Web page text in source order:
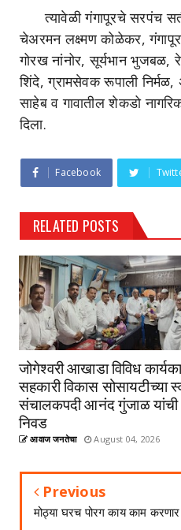
त्यावेळी गंगापूरचे सरपंच
चेअरमन लक्ष्मण कोळेकर, गंगापूर
गोरख नांनोर, सूर्यभान भुजबळ,
शिंदे, ग्रामसेवक रूपाली
साहेब व गावातील शेकडो
दिला.
Facebook
RELATED POSTS
जोगेश्वरी आखाडा विविध
सहकारी विकास सोसायटीच्या
संचालकपदी आनंद गुंजाळ यांची
निवड
आवाज जनतेचा August 04, 2026
Previous
मोठ्या घरच पोरग काय काम